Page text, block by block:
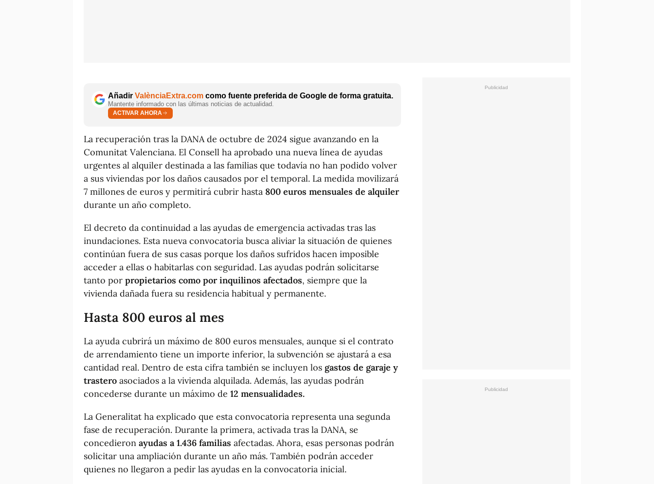
Añadir ValènciaExtra.com como fuente preferida de Google de forma gratuita.
Mantente informado con las últimas noticias de actualidad.
ACTIVAR AHORA
La recuperación tras la DANA de octubre de 2024 sigue avanzando en la
Comunitat Valenciana. El Consell ha aprobado una nueva línea de ayudas
urgentes al alquiler destinada a las familias que todavía no han podido volver
a sus viviendas por los daños causados por el temporal. La medida movilizará
7 millones de euros y permitirá cubrir hasta 800 euros mensuales de alquiler
durante un año completo.
El decreto da continuidad a las ayudas de emergencia activadas tras las
inundaciones. Esta nueva convocatoria busca aliviar la situación de quienes
continúan fuera de sus casas porque los daños sufridos hacen imposible
acceder a ellas o habitarlas con seguridad. Las ayudas podrán solicitarse
tanto por propietarios como por inquilinos afectados, siempre que la
vivienda dañada fuera su residencia habitual y permanente.
Hasta 800 euros al mes
La ayuda cubrirá un máximo de 800 euros mensuales, aunque si el contrato
de arrendamiento tiene un importe inferior, la subvención se ajustará a esa
cantidad real. Dentro de esta cifra también se incluyen los gastos de garaje y
trastero asociados a la vivienda alquilada. Además, las ayudas podrán
concederse durante un máximo de 12 mensualidades.
La Generalitat ha explicado que esta convocatoria representa una segunda
fase de recuperación. Durante la primera, activada tras la DANA, se
concedieron ayudas a 1.436 familias afectadas. Ahora, esas personas podrán
solicitar una ampliación durante un año más. También podrán acceder
quienes no llegaron a pedir las ayudas en la convocatoria inicial.